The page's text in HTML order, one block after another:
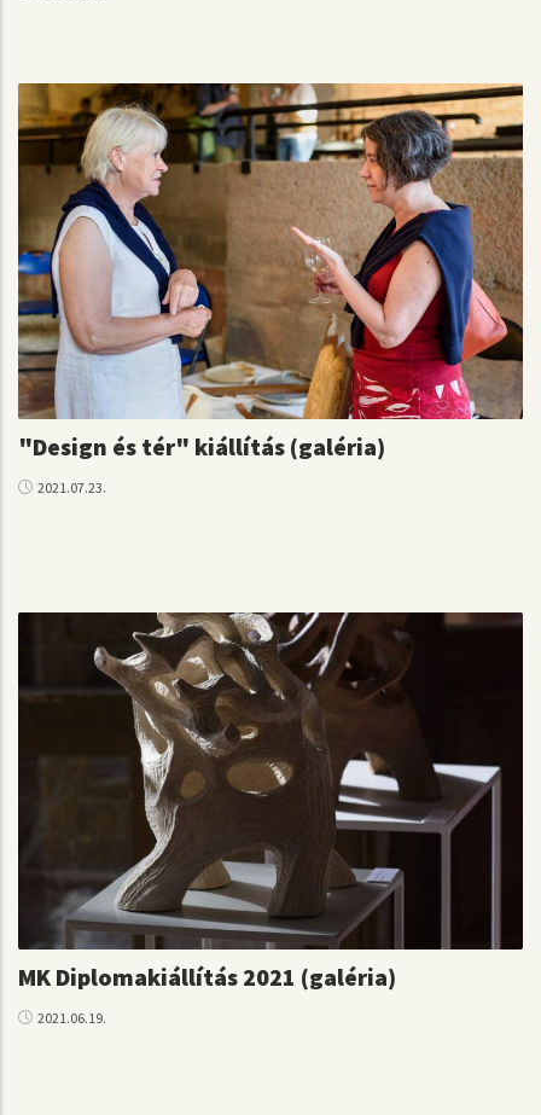
"Design és tér" kiállítás (galéria)
2021.07.23.
MK Diplomakiállítás 2021 (galéria)
2021.06.19.